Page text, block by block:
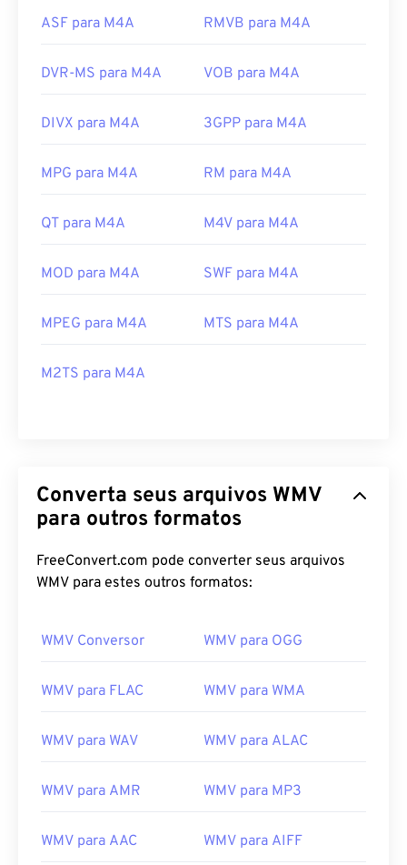
ASF para M4A RMVB para M4A
DVR-MS para M4A VOB para M4A
DIVX para M4A 3GPP para M4A
MPG para M4A RM para M4A
QT para M4A M4V para M4A
MOD para M4A SWF para M4A
MPEG para M4A MTS para M4A
M2TS para M4A
Converta seus arquivos WMV
para outros formatos
FreeConvert.com pode converter seus arquivos
WMV para estes outros formatos:
WMV Conversor WMV para OGG
WMV para FLAC WMV para WMA
WMV para WAV WMV para ALAC
WMV para AMR WMV para MP3
WMV para AAC WMV para AIFF